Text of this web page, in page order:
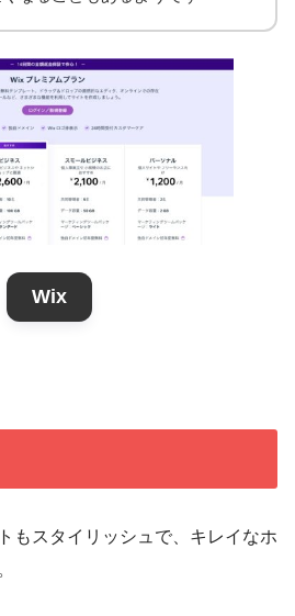
Wix
もスタイリッシュで、キレイなホ